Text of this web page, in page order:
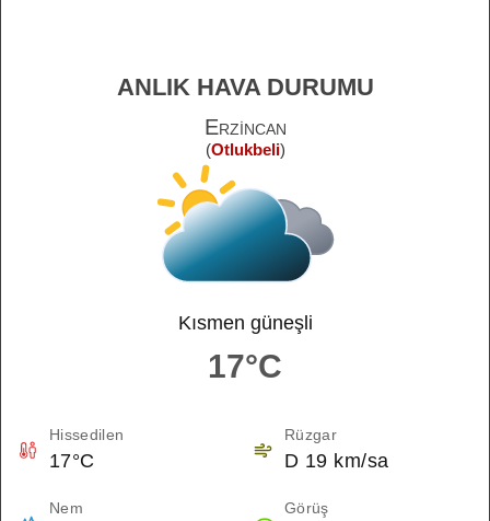
ANLIK HAVA DURUMU
Erzincan
(Otlukbeli)
Kısmen güneşli
17°C
Hissedilen
17°C
Rüzgar
D 19 km/sa
Nem Görüş